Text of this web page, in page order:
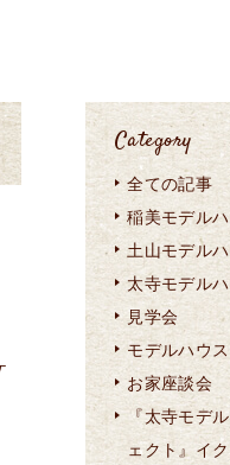
Category
全ての記事
稲美モデル
土山モデル
太寺モデル
見学会
モデルハウス
お家座談会
『太寺モデ
ェクト』イ